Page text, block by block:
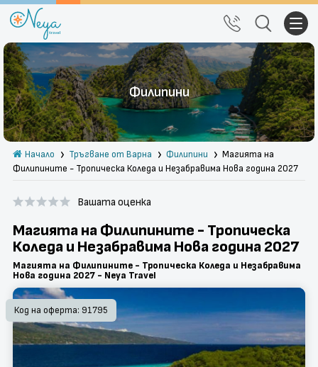
Почивки
Екскурзии
Тръгване от Варна
Екзотика
Празници
За нас
Политика за
поверителност
Блог
Контакти
Филипини
Начало Тръгване от Варна Филипини
Магията на
Филипините - Тропическа Коледа и Незабравима Нова година 2027
Вашата оценка
Магията на Филипините - Тропическа
Коледа и Незабравима Нова година 2027
Магията на Филипините - Тропическа Коледа и Незабравима
Нова година 2027 - Neya Travel
Код на оферта: 91795